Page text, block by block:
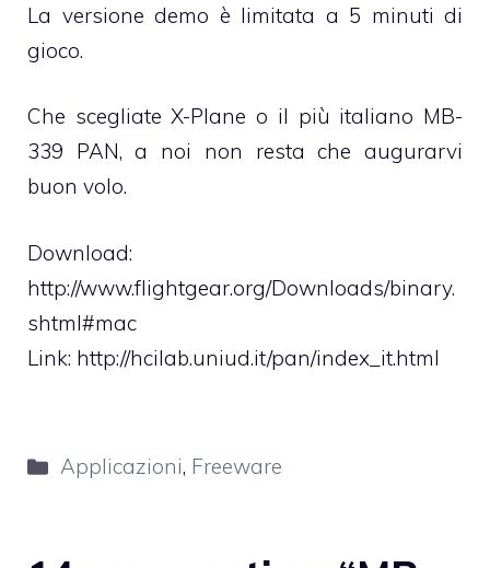
La versione demo è limitata a 5 minuti di
gioco.
Che scegliate X-Plane o il più italiano MB-
339 PAN, a noi non resta che augurarvi
buon volo.
Download:
http://www.flightgear.org/Downloads/binary.
shtml#mac
Link: http://hcilab.uniud.it/pan/index_it.html
Categorie
Applicazioni, Freeware